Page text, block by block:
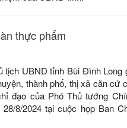
thực phẩm
tịch UBND tỉnh Bùi Đình Long
thành phố, thị xã căn cứ
đạo của Phó Thủ tướng
8/2024 tại cuộc họp Ban